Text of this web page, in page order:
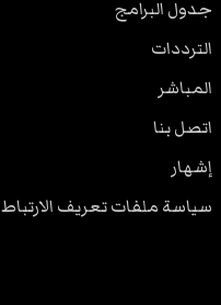
جدول البرامج
الترددات
المباشر
اتصل بنا
إشهار
سياسة ملفات تعريف الارتباط